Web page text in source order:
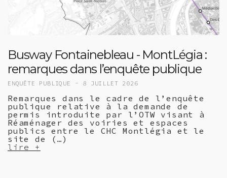
Busway Fontainebleau - MontLégia :
remarques dans l’enquête publique
ENQUÊTE PUBLIQUE - 8 JUILLET 2026
Remarques dans le cadre de l’enquête
publique relative à la demande de
permis introduite par l’OTW visant à
Réaménager des voiries et espaces
publics entre le CHC Montlégia et le
site de (…)
lire +